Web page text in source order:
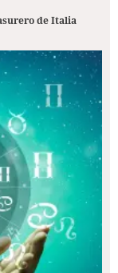
de Italia